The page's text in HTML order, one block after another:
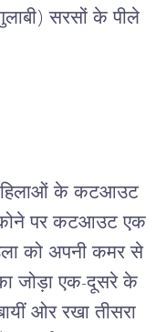
सरसों के पीले
के कटआउट
कोने पर कटआउट एक
को अपनी कमर से
जोड़ा एक-दूसरे के
ओर रखा तीसरा